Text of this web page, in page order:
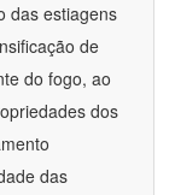
das estiagens
de
do fogo, ao
dos
das